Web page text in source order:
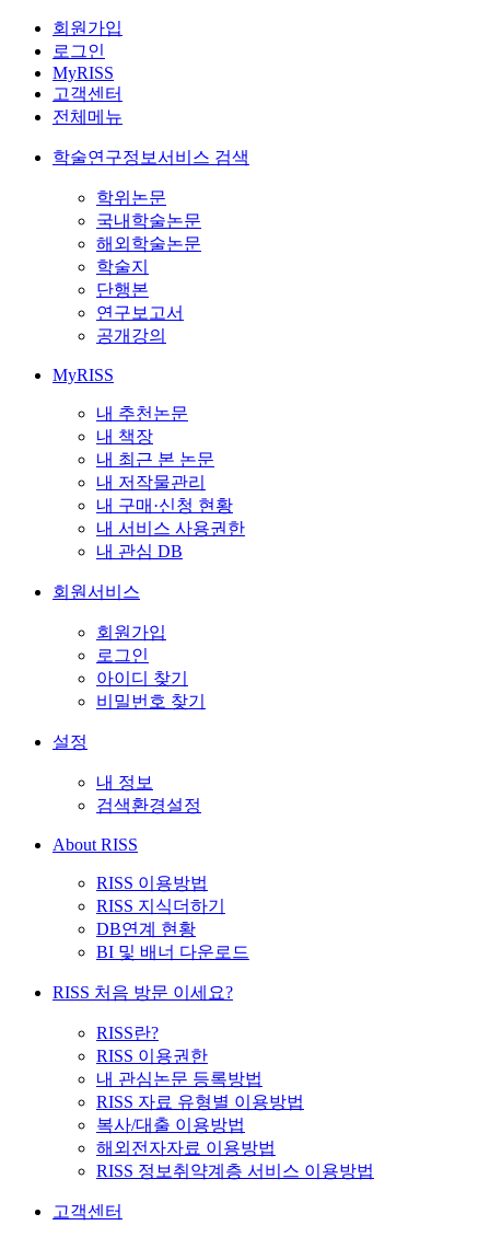
회원가입
로그인
MyRISS
고객센터
전체메뉴
학술연구정보서비스 검색
학위논문
국내학술논문
해외학술논문
학술지
단행본
연구보고서
공개강의
MyRISS
내 추천논문
내 책장
내 최근 본 논문
내 저작물관리
내 구매·신청 현황
내 서비스 사용권한
내 관심 DB
회원서비스
회원가입
로그인
아이디 찾기
비밀번호 찾기
설정
내 정보
검색환경설정
About RISS
RISS 이용방법
RISS 지식더하기
DB연계 현황
BI 및 배너 다운로드
RISS 처음 방문 이세요?
RISS란?
RISS 이용권한
내 관심논문 등록방법
RISS 자료 유형별 이용방법
복사/대출 이용방법
해외전자자료 이용방법
RISS 정보취약계층 서비스 이용방법
고객센터